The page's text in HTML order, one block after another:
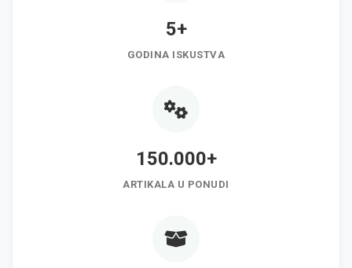
5+
GODINA ISKUSTVA
150.000+
ARTIKALA U PONUDI